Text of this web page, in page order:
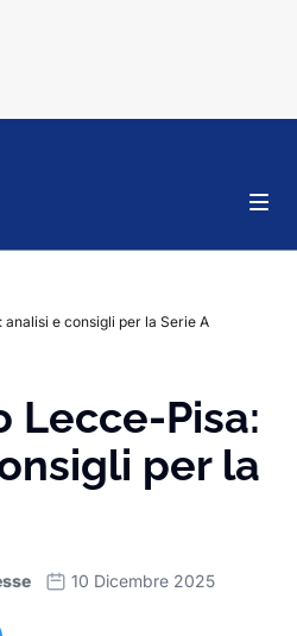
e consigli per la Serie A
Lecce-Pisa:
per la
10 Dicembre 2025